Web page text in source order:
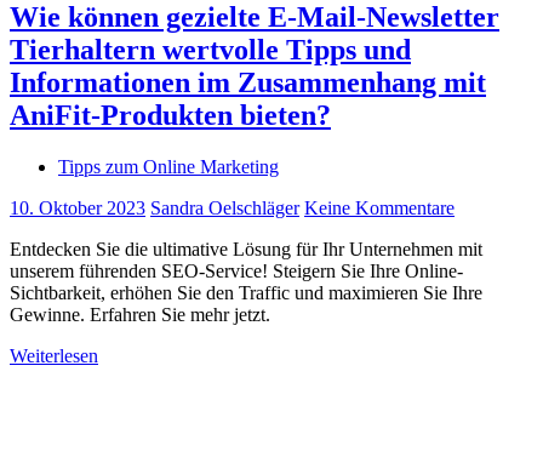
Wie können gezielte E-Mail-Newsletter
Tierhaltern wertvolle Tipps und
Informationen im Zusammenhang mit
AniFit-Produkten bieten?
Tipps zum Online Marketing
10. Oktober 2023 Sandra Oelschläger Keine Kommentare
Entdecken Sie die ultimative Lösung für Ihr Unternehmen mit
unserem führenden SEO-Service! Steigern Sie Ihre Online-
Sichtbarkeit, erhöhen Sie den Traffic und maximieren Sie Ihre
Gewinne. Erfahren Sie mehr jetzt.
Weiterlesen